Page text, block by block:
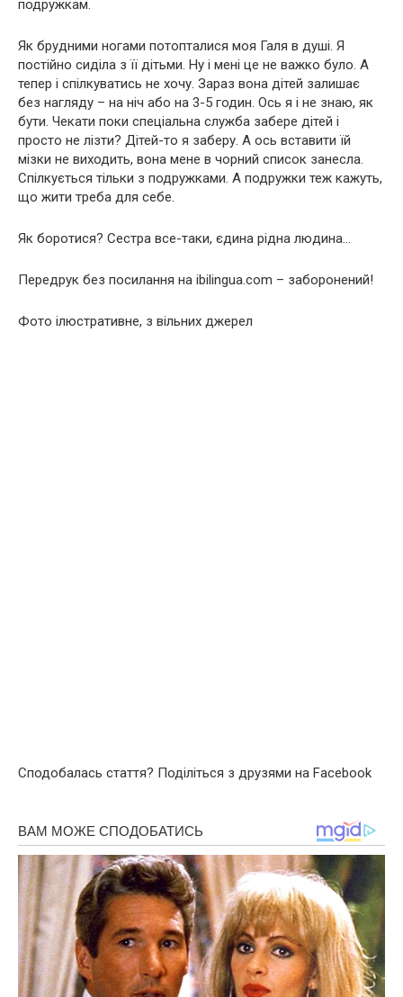
подружкам.
Як брудними ногами потопталися моя Галя в душі. Я
постійно сиділа з її дітьми. Ну і мені це не важко було. А
тепер і спілкуватись не хочу. Зараз вона дітей залишає
без нагляду – на ніч або на 3-5 годин. Ось я і не знаю, як
бути. Чекати поки спеціальна служба забере дітей і
просто не лізти? Дітей-то я заберу. А ось вставити їй
мізки не виходить, вона мене в чорний список занесла.
Спілкується тільки з подружками. А подружки теж кажуть,
що жити треба для себе.
Як боротися? Сестра все-таки, єдина рідна людина…
Передрук без посилання на ibilingua.com – заборонений!
Фото ілюстративне, з вільних джерел
Сподобалась стаття? Поділіться з друзями на Facebook